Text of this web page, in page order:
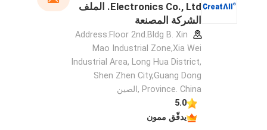
Electronics Co., Ltd. الملف
الشركة المصنعة
Address:Floor 2nd.Bldg B. Xin
Mao Industrial Zone,Xia Wei
Industrial Area, Long Hua District,
Shen Zhen City,Guang Dong
Province. China ,الصين
5.0
يدقّق ممون